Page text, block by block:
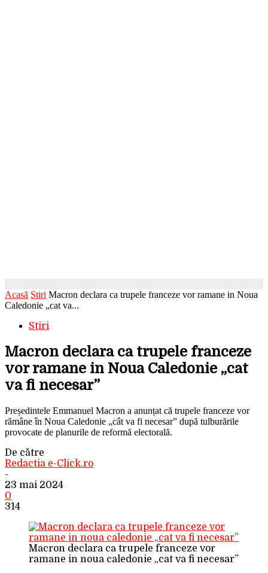
Acasă Stiri Macron declara ca trupele franceze vor ramane in Noua
Caledonie „cat va...
Stiri
Macron declara ca trupele franceze
vor ramane in Noua Caledonie „cat
va fi necesar”
Președintele Emmanuel Macron a anunțat că trupele franceze vor
rămâne în Noua Caledonie „cât va fi necesar” după tulburările
provocate de planurile de reformă electorală.
De către
Redactia e-Click.ro
-
23 mai 2024
0
314
Macron declara ca trupele franceze vor
ramane in noua caledonie „cat va fi necesar”